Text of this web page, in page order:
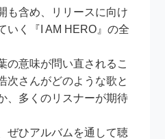
も含め、リリースに向け
いく『I AM HERO』の全
の意味が問い直されるこ
次さんがどのような歌と
、多くのリスナーが期待
ぜひアルバムを通して聴